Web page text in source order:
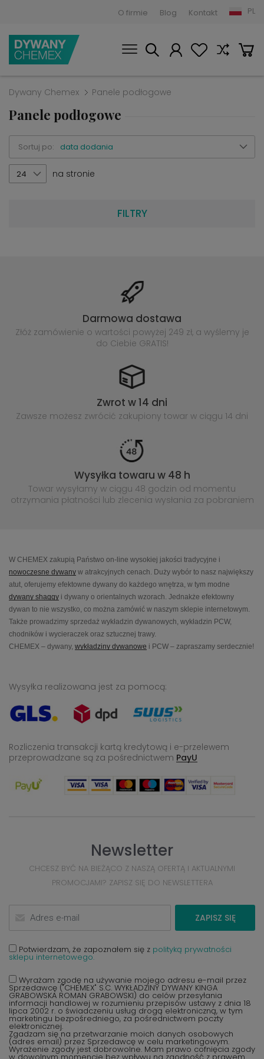
O firmie Blog Kontakt PL
Dywany Chemex Panele podłogowe
Panele podłogowe
Sortuj po: data dodania
24 na stronie
FILTRY
Darmowa dostawa
Złóż zamówienie o wartości powyżej 249 zł, a wyślemy je
do Ciebie GRATIS!
Zwrot w 14 dni
Zawsze możesz zwrócić zakupiony towar w ciągu 14 dni
Wysyłka towaru w 48 h
Towar wysyłamy w ciągu 48 godzin od momentu
otrzymania płatności lub zlecenia wysłania za pobraniem
W CHEMEX zakupią Państwo on-line wysokiej jakości tradycyjne i
nowoczesne dywany w atrakcyjnych cenach. Duży wybór to nasz największy
atut, oferujemy efektowne dywany do każdego wnętrza, w tym modne
dywany shaggy i dywany o orientalnych wzorach. Jednakże efektowny
dywan to nie wszystko, co można zamówić w naszym sklepie internetowym.
Także prowadzimy sprzedaż wykładzin dywanowych, wykładzin PCW,
chodników i wycieraczek oraz sztucznej trawy.
CHEMEX – dywany, wykładziny dywanowe i PCW – zapraszamy serdecznie!
Wysyłka realizowana jest za pomocą:
Rozliczenia transakcji kartą kredytową i e-przelewem
przeprowadzane są za pośrednictwem PayU
Newsletter
CHCESZ BYĆ NA BIEŻĄCO Z NASZĄ OFERTĄ I AKTUALNYMI
PROMOCJAMI? ZAPISZ SIĘ DO NEWSLETTERA
ZAPISZ SIĘ
Potwierdzam, że zapoznałem się z polityką prywatności
sklepu internetowego.
Wyrażam zgodę na używanie mojego adresu e-mail przez
Sprzedawcę ("CHEMEX" S.C. WYKŁADZINY DYWANY KINGA
GRABOWSKA ROMAN GRABOWSKI) do celów przesyłania
informacji handlowej w rozumieniu przepisów ustawy z dnia 18
lipca 2002 r. o świadczeniu usług drogą elektroniczną, w tym
marketingu bezpośredniego, za pośrednictwem poczty
elektronicznej.
Zgadzam się na przetwarzanie moich danych osobowych
(adres email) przez Sprzedawcę w celu marketingowym.
Wyrażenie zgody jest dobrowolne. Mam prawo cofnięcia zgody